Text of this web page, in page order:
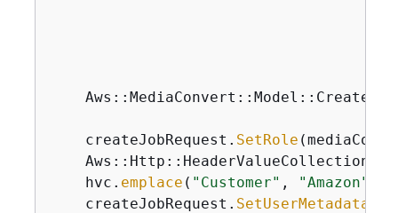
    createJobRequest.
SetRole
Aws::Http::HeaderValueCollection
    hvc.
emplace ( "Customer" , "Amazon"
    createJobRequest.
SetUserMetadata